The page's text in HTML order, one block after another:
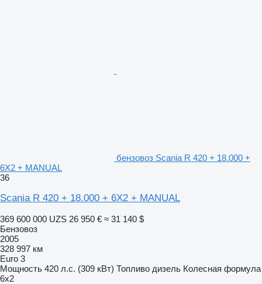
бензовоз Scania R 420 + 18.000 +
6X2 + MANUAL
36
Scania R 420 + 18.000 + 6X2 + MANUAL
369 600 000 UZS 26 950 € ≈ 31 140 $
Бензовоз
2005
328 997 км
Euro 3
Мощность 420 л.с. (309 кВт) Топливо дизель Колесная формула
6x2